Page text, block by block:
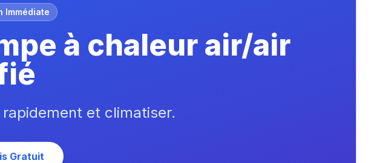
Immédiate
à chaleur air/air
et climatiser.
Gratuit